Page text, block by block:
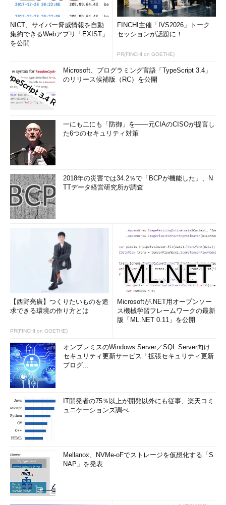
NICT、サイバー脅威情報を自動
集約できるWebアプリ「EXIST」
を公開
FINCHI主催「IVS2026」トーク
セッションが話題に！
PR(FINCHI on GOETHE)
Microsoft、プログラミング言語「TypeScript 3.4」
のリリース候補版（RC）を公開
一にも二にも「防御」を――元CIAのCISOが提言し
た6つのセキュリティ対策
2018年の災害では34.2％で「BCPが機能した」、N
TTデータ経営研究所が調査
【西野亮廣】つくりたいものを追
求できる環境の作り方とは
PR(FINCHI on GOETHE)
Microsoftが.NET用オープンソー
ス機械学習フレームワークの最新
版「ML.NET 0.11」を公開
オンプレミスのWindows Server／SQL Server向け
セキュリティ更新サービス「拡張セキュリティ更新
プログ...
IT開発者の75％以上が開発以外にも従事、楽天コミ
ュニケーションズ調べ
Mellanox、NVMe-oFでストレージを仮想化する「S
NAP」を発表